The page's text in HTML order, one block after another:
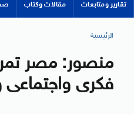
تقارير ومتابعات مقالات وكتاب
الرئيسية
منصور: مصر تمر
فكرى